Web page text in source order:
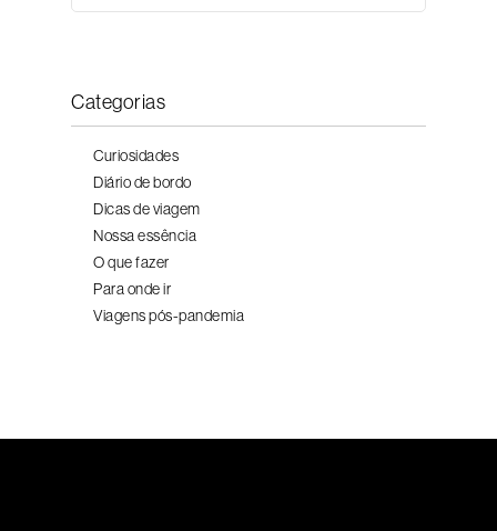
Categorias
Curiosidades
Diário de bordo
Dicas de viagem
Nossa essência
O que fazer
Para onde ir
Viagens pós-pandemia